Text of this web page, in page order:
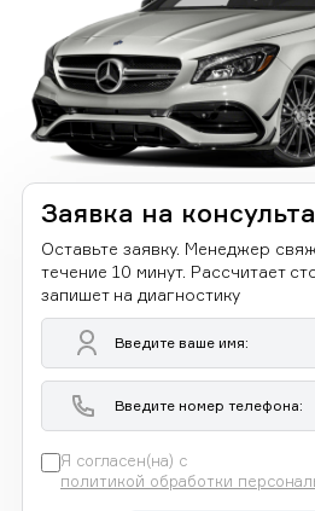
Заявка на
Оставьте заявку. Менеджер
течение 10 минут. Рассчитает
запишет на диагностику
Я согласен(на) с
политикой обработки